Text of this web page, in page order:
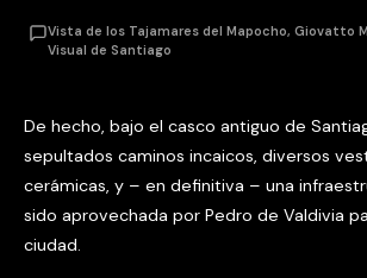
Vista de los Tajamares del Mapocho, Giovatto
Visual de Santiago
De hecho, bajo el casco antiguo de
sepultados caminos incaicos, diversos
cerámicas, y – en definitiva – una
sido aprovechada por Pedro de Valdivia
ciudad.